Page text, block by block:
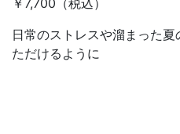
日常のストレスや溜まった
ただけるように